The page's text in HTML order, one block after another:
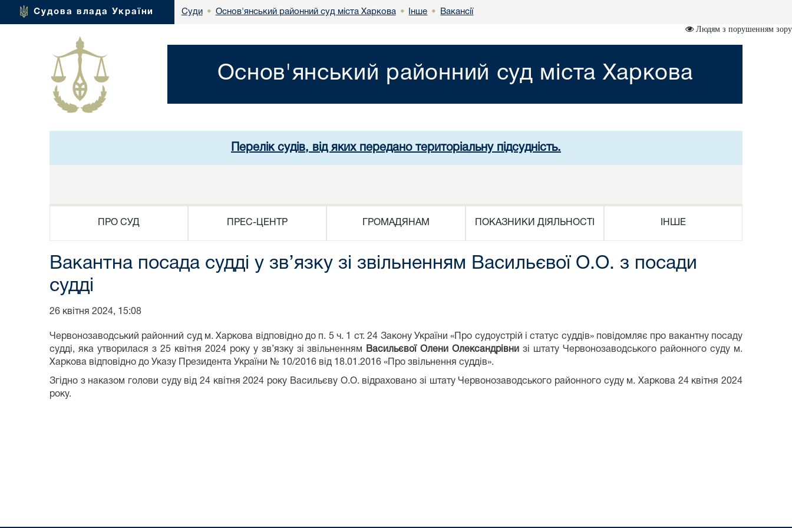
Судова влада України Суди • Основ'янський районний суд міста Харкова • Інше • Вакансії
Людям з порушенням зору
Основ'янський районний суд міста Харкова
Перелік судів, від яких передано територіальну підсудність.
ПРО СУД ПРЕС-ЦЕНТР ГРОМАДЯНАМ ПОКАЗНИКИ ДІЯЛЬНОСТІ ІНШЕ
Вакантна посада судді у зв’язку зі звільненням Васильєвої О.О. з посади
судді
26 квітня 2024, 15:08
Червонозаводський районний суд м. Харкова відповідно до п. 5 ч. 1 ст. 24 Закону України «Про судоустрій і статус суддів» повідомляє про вакантну посаду
судді, яка утворилася з 25 квітня 2024 року у зв’язку зі звільненням
Васильєвої Олени Олександрівни зі штату Червонозаводського районного суду м.
Харкова відповідно до Указу Президента України № 10/2016 від 18.01.2016 «Про звільнення суддів».
Згідно з наказом голови суду від 24 квітня 2024 року Васильєву О.О. відраховано зі штату Червонозаводського районного суду м. Харкова 24 квітня 2024
року.